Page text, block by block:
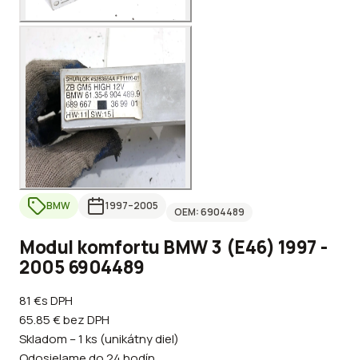
BMW 1997–2005 OEM:6904489
Modul komfortu BMW 3 (E46) 1997 -
2005 6904489
81 €s DPH
65.85 €bez DPH
Skladom – 1 ks (unikátny diel)